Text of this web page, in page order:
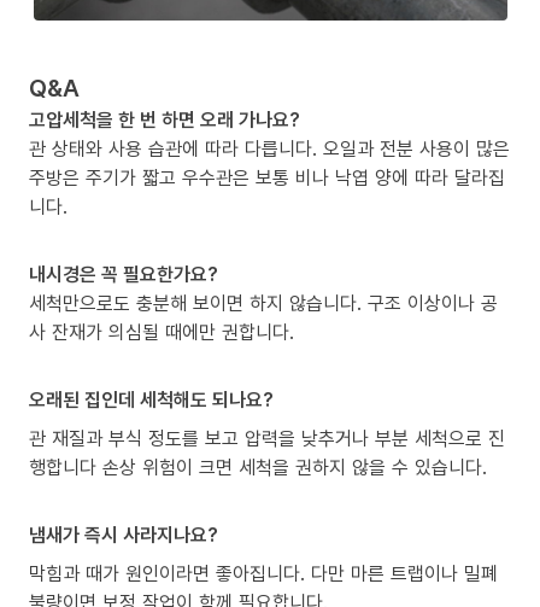
Q&A
고압세척을 한 번 하면 오래 가나요?
관 상태와 사용 습관에 따라 다릅니다. 오일과 전분 사용이 많은
주방은 주기가 짧고 우수관은 보통 비나 낙엽 양에 따라 달라집
니다.
내시경은 꼭 필요한가요?
세척만으로도 충분해 보이면 하지 않습니다. 구조 이상이나 공
사 잔재가 의심될 때에만 권합니다.
오래된 집인데 세척해도 되나요?
관 재질과 부식 정도를 보고 압력을 낮추거나 부분 세척으로 진
행합니다 손상 위험이 크면 세척을 권하지 않을 수 있습니다.
냄새가 즉시 사라지나요?
막힘과 때가 원인이라면 좋아집니다. 다만 마른 트랩이나 밀폐